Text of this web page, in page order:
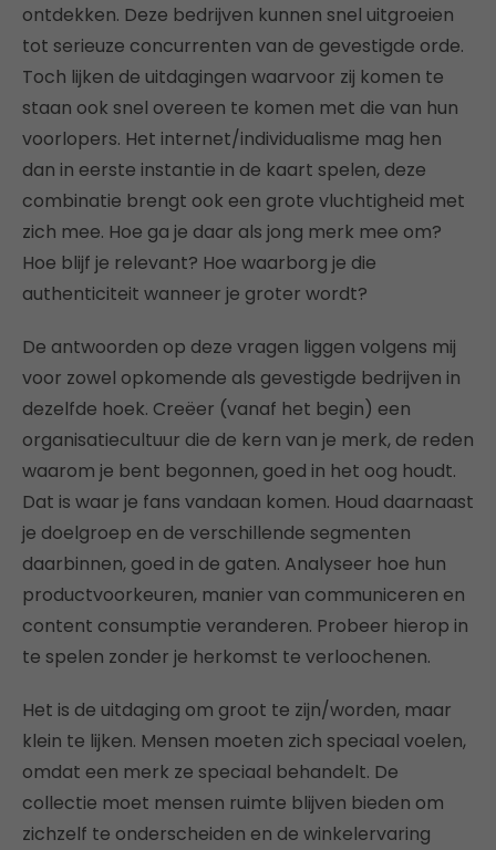
ontdekken. Deze bedrijven kunnen snel uitgroeien
tot serieuze concurrenten van de gevestigde orde.
Toch lijken de uitdagingen waarvoor zij komen te
staan ook snel overeen te komen met die van hun
voorlopers. Het internet/individualisme mag hen
dan in eerste instantie in de kaart spelen, deze
combinatie brengt ook een grote vluchtigheid met
zich mee. Hoe ga je daar als jong merk mee om?
Hoe blijf je relevant? Hoe waarborg je die
authenticiteit wanneer je groter wordt?
De antwoorden op deze vragen liggen volgens mij
voor zowel opkomende als gevestigde bedrijven in
dezelfde hoek. Creëer (vanaf het begin) een
organisatiecultuur die de kern van je merk, de reden
waarom je bent begonnen, goed in het oog houdt.
Dat is waar je fans vandaan komen. Houd daarnaast
je doelgroep en de verschillende segmenten
daarbinnen, goed in de gaten. Analyseer hoe hun
productvoorkeuren, manier van communiceren en
content consumptie veranderen. Probeer hierop in
te spelen zonder je herkomst te verloochenen.
Het is de uitdaging om groot te zijn/worden, maar
klein te lijken. Mensen moeten zich speciaal voelen,
omdat een merk ze speciaal behandelt. De
collectie moet mensen ruimte blijven bieden om
zichzelf te onderscheiden en de winkelervaring